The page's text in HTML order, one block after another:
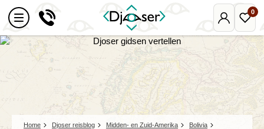
Mijn
Djoser
0
Home Djoser reisblog Midden- en Zuid-Amerika Bolivia